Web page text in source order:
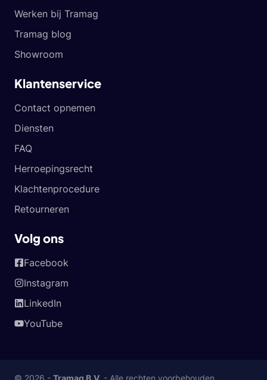
Werken bij Tramag
Tramag blog
Showroom
Klantenservice
Contact opnemen
Diensten
FAQ
Herroepingsrecht
Klachtenprocedure
Retourneren
Volg ons
Facebook
Instagram
LinkedIn
YouTube
© 2026 - Tramag B.V. - Alle rechten voorbehouden